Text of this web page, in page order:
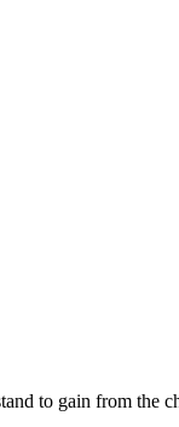
to gain from the